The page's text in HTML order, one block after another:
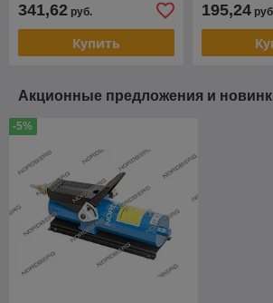
341,62 руб.
Купить
195,24
Акционные предложения и
-5%